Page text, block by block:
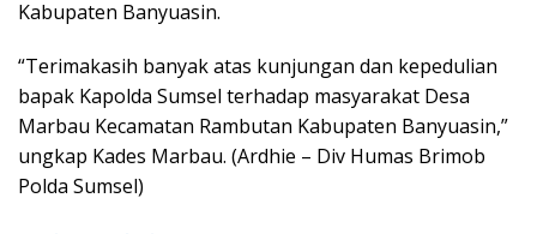
Kabupaten Banyuasin.
“Terimakasih banyak atas kunjungan dan kepedulian
bapak Kapolda Sumsel terhadap masyarakat Desa
Marbau Kecamatan Rambutan Kabupaten Banyuasin,”
ungkap Kades Marbau. (Ardhie – Div Humas Brimob
Polda Sumsel)